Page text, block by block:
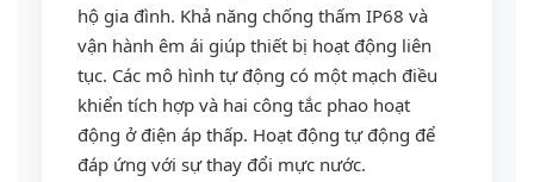
hộ gia đình. Khả năng chống thấm IP68 và
vận hành êm ái giúp thiết bị hoạt động liên
tục. Các mô hình tự động có một mạch điều
khiển tích hợp và hai công tắc phao hoạt
động ở điện áp thấp. Hoạt động tự động để
đáp ứng với sự thay đổi mực nước.